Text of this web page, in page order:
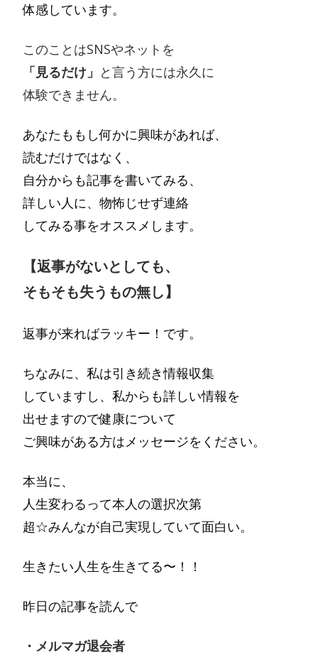
体感しています。
このことはSNSやネットを
「見るだけ」 と言う方には永久に
体験できません。
あなたももし何かに興味があれば、
読むだけではなく、
自分からも記事を書いてみる、
詳しい人に、物怖じせず連絡
してみる事をオススメします。
【返事がないとしても、
そもそも失うもの無し】
返事が来ればラッキー！です。
ちなみに、私は引き続き情報収集
していますし、私からも詳しい情報を
出せますので健康について
ご興味がある方はメッセージをください。
本当に、
人生変わるって本人の選択次第
超☆みんなが自己実現していて面白い。
生きたい人生を生きてる〜！！
昨日の記事を読んで
・メルマガ退会者